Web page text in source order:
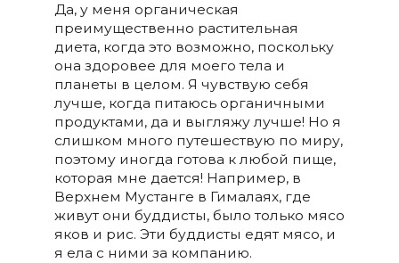
Да, у меня органическая
преимущественно растительная
диета, когда это возможно, поскольку
она здоровее для моего тела и
планеты в целом. Я чувствую себя
лучше, когда питаюсь органичными
продуктами, да и выгляжу лучше! Но я
слишком много путешествую по миру,
поэтому иногда готова к любой пище,
которая мне дается! Например, в
Верхнем Мустанге в Гималаях, где
живут они буддисты, было только мясо
яков и рис. Эти буддисты едят мясо, и
я ела с ними за компанию.